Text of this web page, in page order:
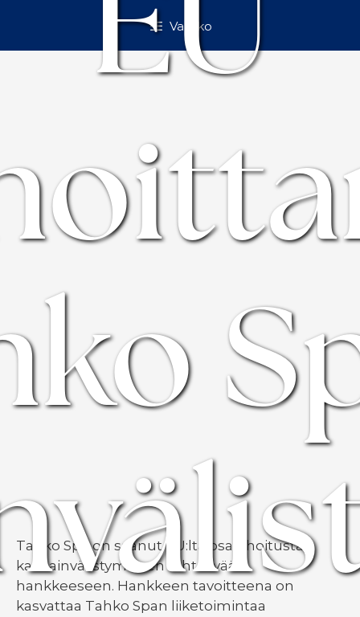
Valikko
Tahko Spa on saanut EU:lta osarahoitusta
kansainvälistymiseen tähtäävään
hankkeeseen. Hankkeen tavoitteena on
kasvattaa Tahko Span liiketoimintaa